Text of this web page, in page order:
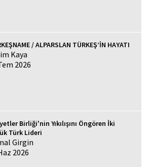
/ ALPARSLAN TÜRKEŞ’İN HAYATI
Kaya
2026
Birliği'nin Yıkılışını Öngören İki
Türk Lideri
Girgin
2026